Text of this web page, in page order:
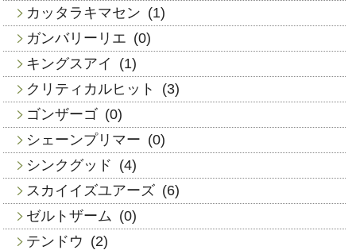
カッタラキマセン (1)
ガンバリーリエ (0)
キングスアイ
(1)
クリティカルヒット
(3)
ゴンザーゴ (0)
シェーンプリマー (0)
シンクグッド (4)
スカイイズユアーズ (6)
ゼルトザーム (0)
テンドウ (2)